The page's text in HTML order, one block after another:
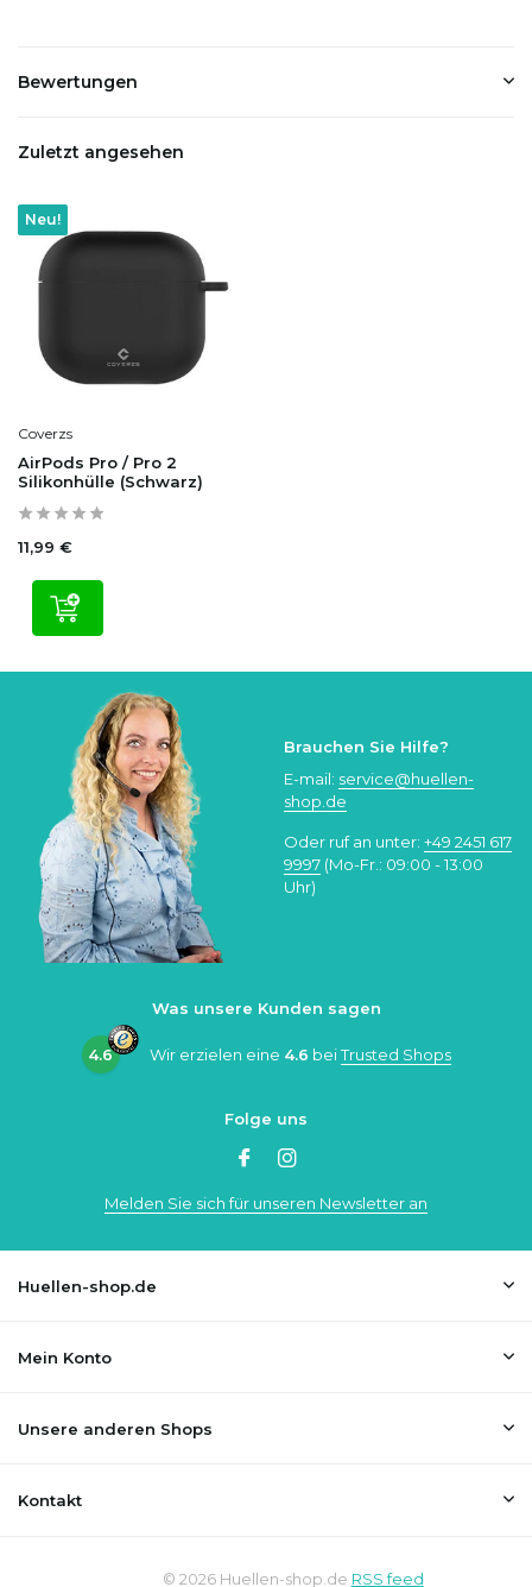
Bewertungen
Zuletzt angesehen
Neu!
Coverzs
AirPods Pro / Pro 2
Silikonhülle (Schwarz)
11,99 €
Brauchen Sie Hilfe?
E-mail: service@huellen-
shop.de
Oder ruf an unter: +49 2451 617
9997 (Mo-Fr.: 09:00 - 13:00
Uhr)
Was unsere Kunden sagen
4.6 Wir erzielen eine 4.6 beiTrusted Shops
Folge uns
Melden Sie sich für unseren Newsletter an
Huellen-shop.de
Mein Konto
Unsere anderen Shops
Kontakt
© 2026 Huellen-shop.de RSS feed